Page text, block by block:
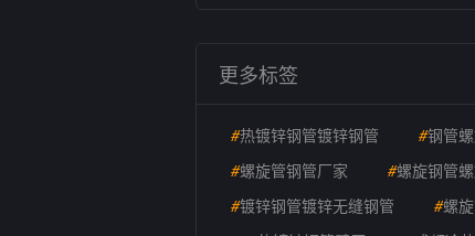
更多标签
#热镀锌钢管镀锌钢管 #钢管
#螺旋管钢管厂家 #螺旋钢管
#镀锌钢管镀锌无缝钢管 #螺